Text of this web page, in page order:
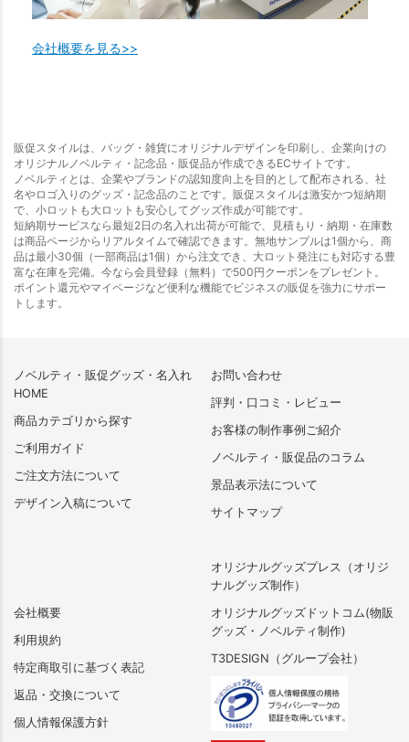
会社概要を見る>>
販促スタイルは、バッグ・雑貨にオリジナルデザインを印刷し、企業向けの
オリジナルノベルティ・記念品・販促品が作成できるECサイトです。
ノベルティとは、企業やブランドの認知度向上を目的として配布される、社
名やロゴ入りのグッズ・記念品のことです。販促スタイルは激安かつ短納期
で、小ロットも大ロットも安心してグッズ作成が可能です。
短納期サービスなら最短2日の名入れ出荷が可能で、見積もり・納期・在庫数
は商品ページからリアルタイムで確認できます。無地サンプルは1個から、商
品は最小30個（一部商品は1個）から注文でき、大ロット発注にも対応する豊
富な在庫を完備。今なら会員登録（無料）で500円クーポンをプレゼント。
ポイント還元やマイページなど便利な機能でビジネスの販促を強力にサポー
トします。
ノベルティ・販促グッズ・名入れ
HOME
商品カテゴリから探す
ご利用ガイド
ご注文方法について
デザイン入稿について
会社概要
利用規約
特定商取引に基づく表記
返品・交換について
個人情報保護方針
お問い合わせ
評判・口コミ・レビュー
お客様の制作事例ご紹介
ノベルティ・販促品のコラム
景品表示法について
サイトマップ
オリジナルグッズプレス（オリジ
ナルグッズ制作）
オリジナルグッズドットコム(物販
グッズ・ノベルティ制作)
T3DESIGN（グループ会社）